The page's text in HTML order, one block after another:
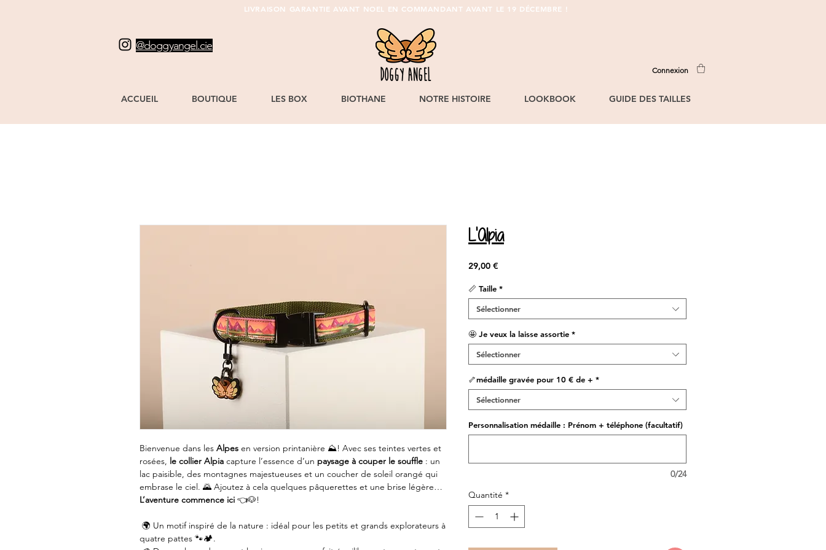
LIVRAISON GARANTIE AVANT NOEL EN COMMANDANT AVANT LE 19 DÉCEMBRE !
@doggyangel.cie
Connexion
ACCUEIL BOUTIQUE LES BOX BIOTHANE NOTRE HISTOIRE LOOKBOOK GUIDE DES TAILLES
Bienvenue dans les Alpes en version printanière ⛰️! Avec ses teintes vertes et
rosées, le collier Alpia capture l’essence d’un paysage à couper le souffle : un
lac paisible, des montagnes majestueuses et un coucher de soleil orangé qui
embrase le ciel. 🌄 Ajoutez à cela quelques pâquerettes et une brise légère…
L’aventure commence ici 👈🐶!
🌍 Un motif inspiré de la nature : idéal pour les petits et grands explorateurs à
quatre pattes 🐾🏕️.
L'Alpia
29,00 €
📏 Taille *
Sélectionner
🤩 Je veux la laisse assortie *
Sélectionner
🦴médaille gravée pour 10 € de + *
Sélectionner
Personnalisation médaille : Prénom + téléphone (facultatif)
0/24
Quantité *